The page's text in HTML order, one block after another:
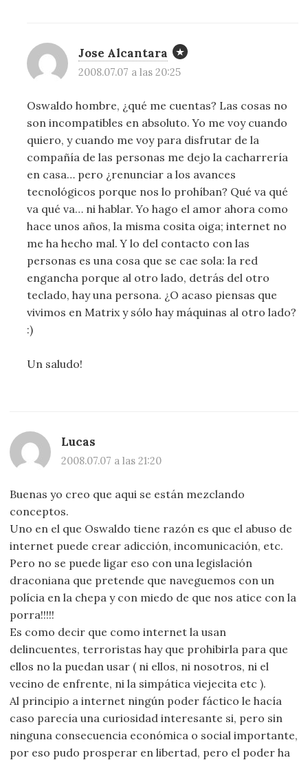
Jose Alcantara
2008.07.07 a las 20:25
Oswaldo hombre, ¿qué me cuentas? Las cosas no
son incompatibles en absoluto. Yo me voy cuando
quiero, y cuando me voy para disfrutar de la
compañía de las personas me dejo la cacharrería
en casa… pero ¿renunciar a los avances
tecnológicos porque nos lo prohíban? Qué va qué
va qué va… ni hablar. Yo hago el amor ahora como
hace unos años, la misma cosita oiga; internet no
me ha hecho mal. Y lo del contacto con las
personas es una cosa que se cae sola: la red
engancha porque al otro lado, detrás del otro
teclado, hay una persona. ¿O acaso piensas que
vivimos en Matrix y sólo hay máquinas al otro lado?
:)
Un saludo!
Lucas
2008.07.07 a las 21:20
Buenas yo creo que aqui se están mezclando
conceptos.
Uno en el que Oswaldo tiene razón es que el abuso de
internet puede crear adicción, incomunicación, etc.
Pero no se puede ligar eso con una legislación
draconiana que pretende que naveguemos con un
polícia en la chepa y con miedo de que nos atice con la
porra!!!!!
Es como decir que como internet la usan
delincuentes, terroristas hay que prohibirla para que
ellos no la puedan usar ( ni ellos, ni nosotros, ni el
vecino de enfrente, ni la simpática viejecita etc ).
Al principio a internet ningún poder fáctico le hacía
caso parecía una curiosidad interesante si, pero sin
ninguna consecuencia económica o social importante,
por eso pudo prosperar en libertad, pero el poder ha